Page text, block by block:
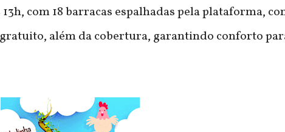
com 18 barracas espalhadas pela plataforma,
além da cobertura, garantindo conforto